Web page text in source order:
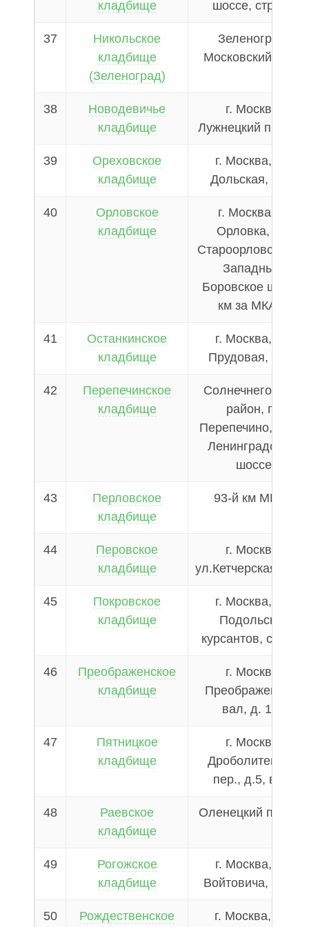
кладбище шоссе, стр. 16
37
Никольское
кладбище
(Зеленоград)
Зеленоград,
Московский пр-кт
38
Новодевичье
кладбище
г. Москва,
Лужнецкий пр., д. 2
39
Ореховское
кладбище
г. Москва, ул.
Дольская, вл.1
40
Орловское
кладбище
г. Москва, д.
Орловка, ул.
Староорловская, п.
Западный,
Боровское ш. (4-й
км за МКАД)
41
Останкинское
кладбище
г. Москва, ул.
Прудовая, д. 11
42
Перепечинское
кладбище
Солнечнегорский
район, по
Перепечино, 32-км
Ленинградского
шоссе
43
Перловское
кладбище
93-й км МКАД
44
Перовское
кладбище
г. Москва,
ул.Кетчерская ,
45
Покровское
кладбище
г. Москва, ул.
Подольских
курсантов, стр. 24
46
Преображенское
кладбище
г. Москва,
Преображенский
вал, д. 17а
47
Пятницкое
кладбище
г. Москва,
Дроболитейный
пер., д.5, вл.3
48
Раевское
кладбище
Оленецкий пр., д.2
49
Рогожское
кладбище
г. Москва, ул.
Войтовича, д.31а
50 Рождественское г. Москва, 1-я